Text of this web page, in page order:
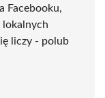
Facebooku,
lokalnych
liczy - polub